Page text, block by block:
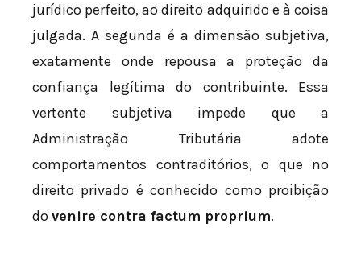
jurídico perfeito, ao direito adquirido e à coisa
julgada. A segunda é a dimensão subjetiva,
exatamente onde repousa a proteção da
confiança legítima do contribuinte. Essa
vertente subjetiva impede que a
Administração Tributária adote
comportamentos contraditórios, o que no
direito privado é conhecido como proibição
do venire contra factum proprium.